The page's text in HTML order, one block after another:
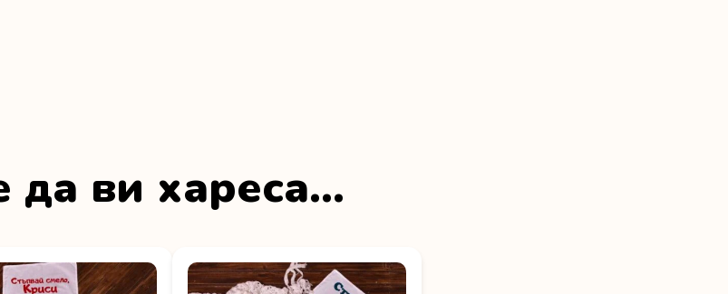
ви хареса…